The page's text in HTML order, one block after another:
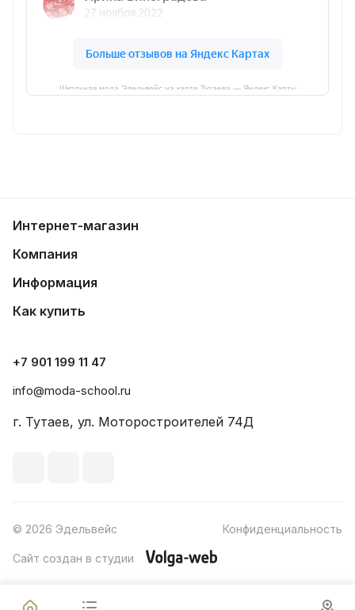
Школьная мода Эдельвейс на карте Тутаева — Яндекс Карты
Интернет-магазин
Компания
Информация
Как купить
+7 901 199 11 47
info@moda-school.ru
г. Тутаев, ул. Моторостроителей 74Д
© 2026 Эдельвейс Конфиденциальность
Сайт создан в студии